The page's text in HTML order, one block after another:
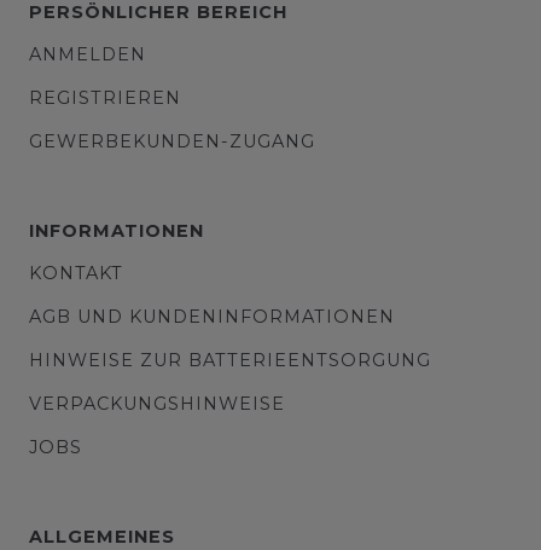
PERSÖNLICHER BEREICH
ANMELDEN
REGISTRIEREN
GEWERBEKUNDEN-ZUGANG
INFORMATIONEN
KONTAKT
AGB UND KUNDENINFORMATIONEN
HINWEISE ZUR BATTERIEENTSORGUNG
VERPACKUNGSHINWEISE
JOBS
ALLGEMEINES